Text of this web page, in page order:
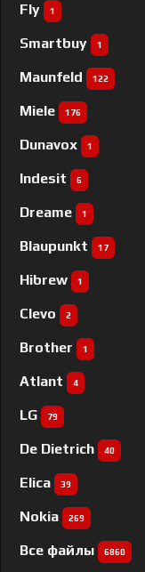
Fly 1
Smartbuy 1
Maunfeld 122
Miele 176
Dunavox 1
Indesit 6
Dreame 1
Blaupunkt 17
Hibrew 1
Clevo 2
Brother 1
Atlant 4
LG 79
De Dietrich 40
Elica 39
Nokia 269
Все файлы 6860